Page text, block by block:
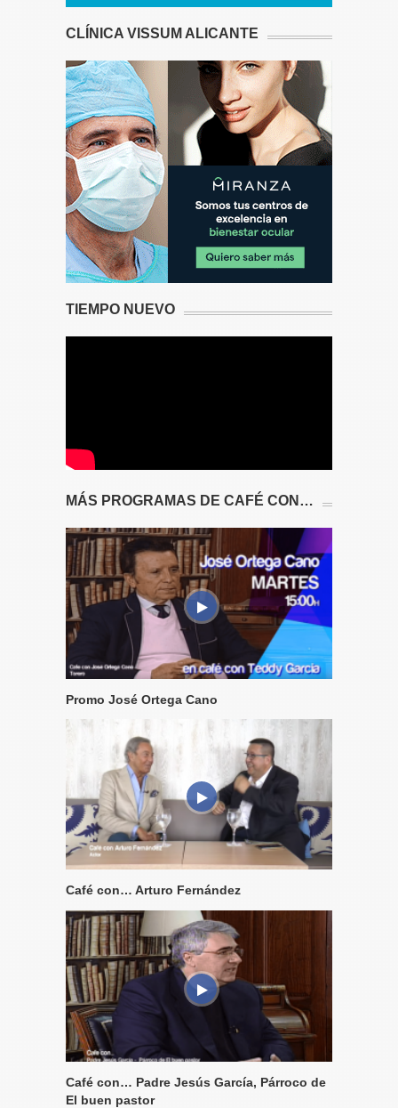
CLÍNICA VISSUM ALICANTE
TIEMPO NUEVO
MÁS PROGRAMAS DE CAFÉ CON…
Promo José Ortega Cano
Café con… Arturo Fernández
Café con… Padre Jesús García, Párroco de
El buen pastor